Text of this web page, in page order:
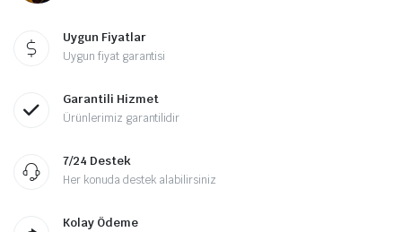
Uygun Fiyatlar
Uygun fiyat garantisi
Garantili Hizmet
Ürünlerimiz garantilidir
7/24 Destek
Her konuda destek alabilirsiniz
Kolay Ödeme